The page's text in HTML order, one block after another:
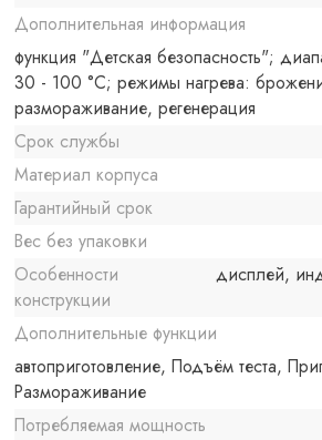
Дополнительная информация
функция "Детская безопасность";
30 - 100 °C; режимы нагрева:
размораживание, регенерация
Срок службы
Материал корпуса
Гарантийный срок
Вес без упаковки
Особенности
конструкции
дисплей,
Дополнительные функции
автоприготовление, Подъём теста,
Размораживание
Потребляемая мощность